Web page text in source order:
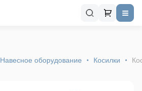
Навесное оборудование Косилки